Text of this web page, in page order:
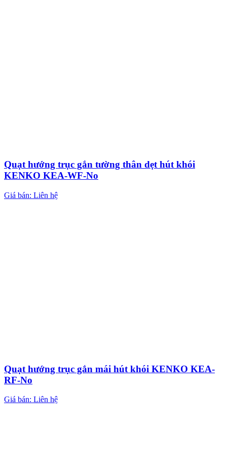
Quạt hướng trục gắn tường thân dẹt hút khói
KENKO KEA-WF-No
Giá bán: Liên hệ
Quạt hướng trục gắn mái hút khói KENKO KEA-
RF-No
Giá bán: Liên hệ